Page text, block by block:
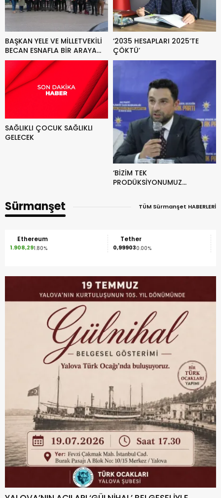
BAŞKAN YELE VE MİLLETVEKİLİ
BECAN ESNAFLA BİR ARAYA
GELDİ
‘2035 HESAPLARI 2025’TE
ÇÖKTÜ’
SAĞLIKLI ÇOCUK SAĞLIKLI
GELECEK
‘BİZİM TEK
PRODÜKSİYONUMUZ
Sürmanşet TÜM Sürmanşet HABERLERİ
Binance Coin